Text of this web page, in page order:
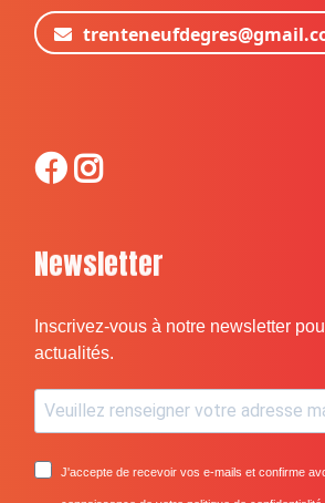
Newsletter
Inscrivez-vous à notre newsletter
actualités.
J'accepte de recevoir vos e-mails et confirme